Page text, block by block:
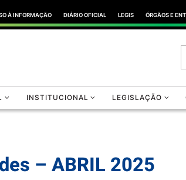
À INFORMAÇÃO DIÁRIO OFICIAL LEGIS ÓRGÃOS E
INSTITUCIONAL LEGISLAÇÃO
– ABRIL 2025